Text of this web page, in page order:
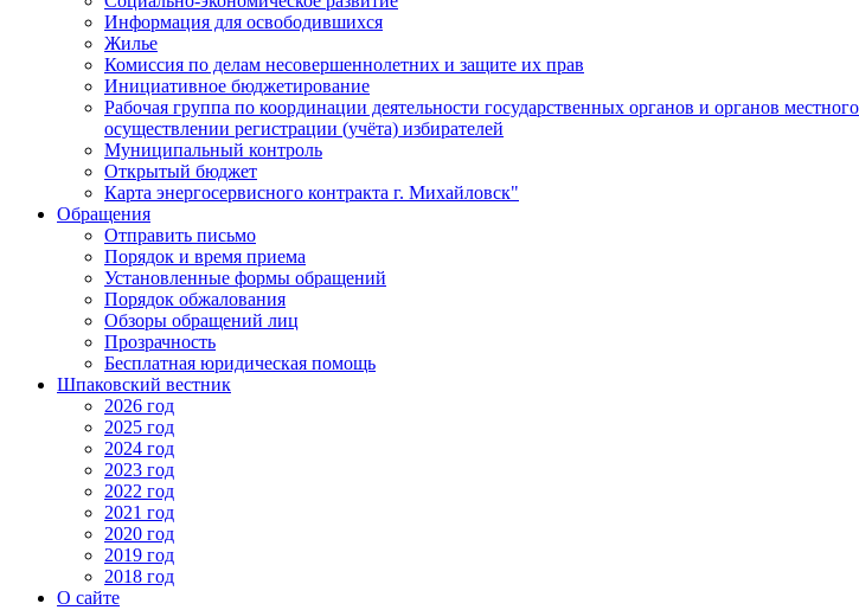
Информация для освободившихся
Жилье
Комиссия по делам несовершеннолетних и защите их прав
Инициативное бюджетирование
Рабочая группа по координации деятельности государственных органов и органов
осуществлении регистрации (учёта) избирателей
Муниципальный контроль
Открытый бюджет
Карта энергосервисного контракта г. Михайловск"
Обращения
Отправить письмо
Порядок и время приема
Установленные формы обращений
Порядок обжалования
Обзоры обращений лиц
Прозрачность
Бесплатная юридическая помощь
Шпаковский вестник
2026 год
2025 год
2024 год
2023 год
2022 год
2021 год
2020 год
2019 год
2018 год
О сайте